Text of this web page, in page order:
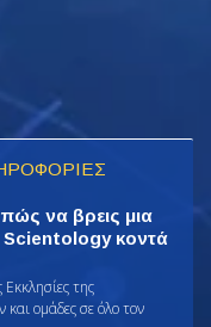
να βρεις μια
Scientology κοντά
της
και ομάδες σε όλο τον